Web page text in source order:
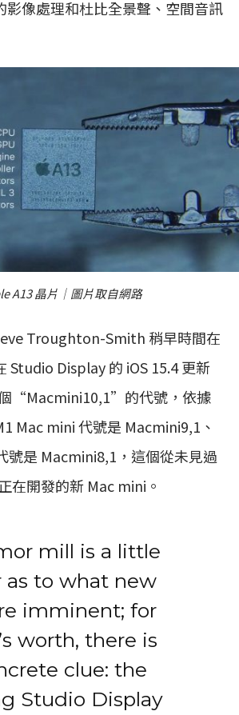
影像處理和杜比全景聲、空間音訊
A13 晶片｜圖片取自網路
Troughton-Smith 稍早時間在
Studio Display 的 iOS 15.4 更新
“Macmini10,1”的代號，依據
Mac mini 代號是 Macmini9,1、
號是 Macmini8,1，這個從未見過
在開發的新 Mac mini。
mill is a little
as to what new
imminent; for
worth, there is
clue: the
Studio Display